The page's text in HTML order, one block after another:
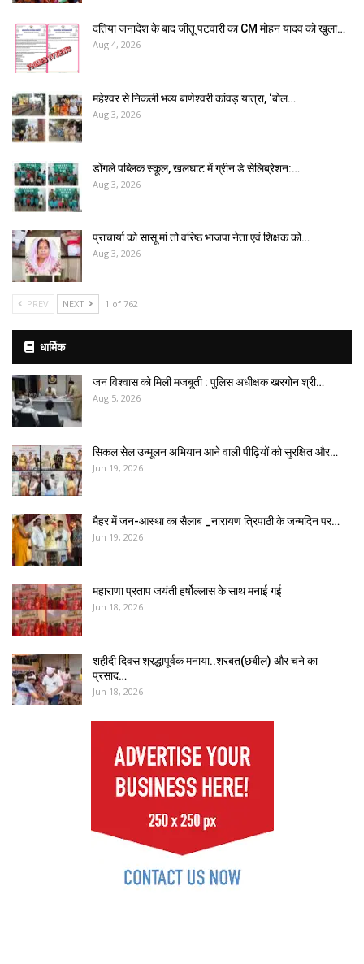
दतिया जनादेश के बाद जीतू पटवारी का CM मोहन यादव को खुला…
Aug 4, 2026
महेश्वर से निकली भव्य बाणेश्वरी कांवड़ यात्रा, ‘बोल…
Aug 3, 2026
डोंगले पब्लिक स्कूल, खलघाट में ग्रीन डे सेलिब्रेशन:…
Aug 3, 2026
प्राचार्या को सासू मां तो वरिष्ठ भाजपा नेता एवं शिक्षक को…
Aug 3, 2026
PREV NEXT 1 of 762
धार्मिक
जन विश्वास को मिली मजबूती : पुलिस अधीक्षक खरगोन श्री…
Aug 5, 2026
सिकल सेल उन्मूलन अभियान आने वाली पीढ़ियों को सुरक्षित और…
Jun 19, 2026
मैहर में जन-आस्था का सैलाब _नारायण त्रिपाठी के जन्मदिन पर…
Jun 19, 2026
महाराणा प्रताप जयंती हर्षोल्लास के साथ मनाई गई
Jun 18, 2026
शहीदी दिवस श्रद्धापूर्वक मनाया..शरबत(छबील) और चने का
प्रसाद…
Jun 18, 2026